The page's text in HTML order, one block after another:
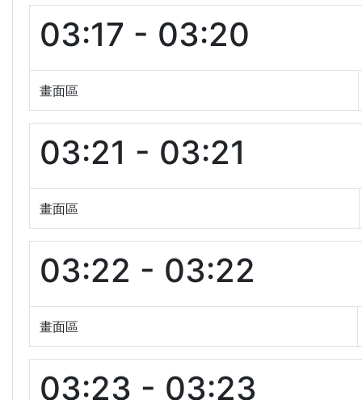
03:17 - 03:20
畫面區
03:21 - 03:21
畫面區
03:22 - 03:22
畫面區
03:23 - 03:23